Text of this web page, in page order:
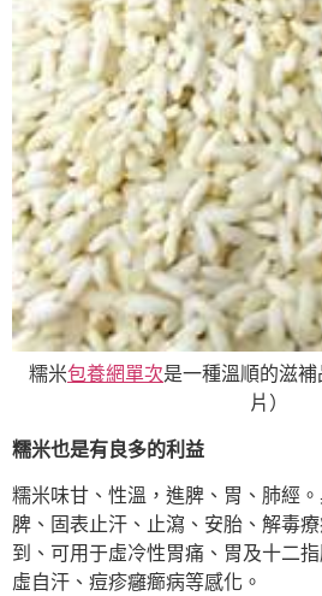
糯米包養網單次是一種溫順的滋
片）
糯米也是有良多的利益
糯米味甘、性溫，進脾、胃、肺經
脾、固表止汗、止瀉、安胎、解毒
到、可用于虛冷性胃痛、胃及十二
虛自汗、痘疹癰癤病等感化。